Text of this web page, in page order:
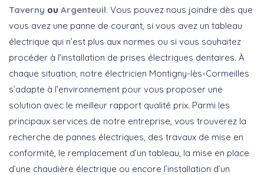
Taverny ou Argenteuil. Vous pouvez nous joindre dès que
vous avez une panne de courant, si vous avez un tableau
électrique qui n’est plus aux normes ou si vous souhaitez
procéder à l’installation de prises électriques dentaires. À
chaque situation, notre électricien Montigny-lès-Cormeilles
s’adapte à l’environnement pour vous proposer une
solution avec le meilleur rapport qualité prix. Parmi les
principaux services de notre entreprise, vous trouverez la
recherche de pannes électriques, des travaux de mise en
conformité, le remplacement d’un tableau, la mise en place
d’une chaudière électrique ou encore l’installation d’un